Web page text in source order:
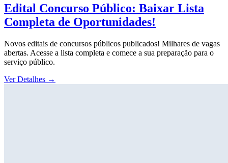
Edital Concurso Público: Baixar Lista
Completa de Oportunidades!
Novos editais de concursos públicos publicados! Milhares de vagas
abertas. Acesse a lista completa e comece a sua preparação para o
serviço público.
Ver Detalhes →